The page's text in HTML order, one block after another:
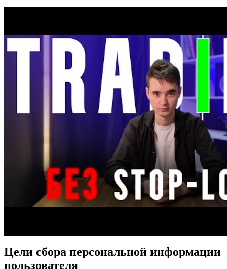
Цели сбора персональной информации
пользователя